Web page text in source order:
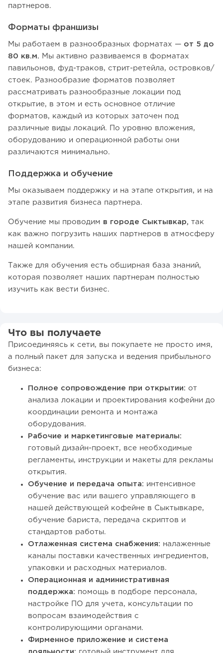
партнеров.
Форматы франшизы
Мы работаем в разнообразных форматах — от 5 до
80 кв.м. Мы активно развиваемся в форматах
павильонов, фуд-траков, стрит-ретейла, островков/
стоек. Разнообразие форматов позволяет
рассматривать разнообразные локации под
открытие, в этом и есть основное отличие
форматов, каждый из которых заточен под
различные виды локаций. По уровню вложения,
оборудованию и операционной работы они
различаются минимально.
Поддержка и обучение
Мы оказываем поддержку и на этапе открытия, и на
этапе развития бизнеса партнера.
Обучение мы проводим в городе Сыктывкар, так
как важно погрузить наших партнеров в атмосферу
нашей компании.
Также для обучения есть обширная база знаний,
которая позволяет наших партнерам полностью
изучить как вести бизнес.
Что вы получаете
Присоединяясь к сети, вы покупаете не просто имя,
а полный пакет для запуска и ведения прибыльного
бизнеса:
Полное сопровождение при открытии: от
анализа локации и проектирования кофейни до
координации ремонта и монтажа
оборудования.
Рабочие и маркетинговые материалы:
готовый дизайн-проект, все необходимые
регламенты, инструкции и макеты для рекламы
открытия.
Обучение и передача опыта: интенсивное
обучение вас или вашего управляющего в
нашей действующей кофейне в Сыктывкаре,
обучение бариста, передача скриптов и
стандартов работы.
Отлаженная система снабжения: налаженные
каналы поставки качественных ингредиентов,
упаковки и расходных материалов.
Операционная и административная
поддержка: помощь в подборе персонала,
настройке ПО для учета, консультации по
вопросам взаимодействия с
контролирующими органами.
Фирменное приложение и система
лояльности: готовый инструмент для